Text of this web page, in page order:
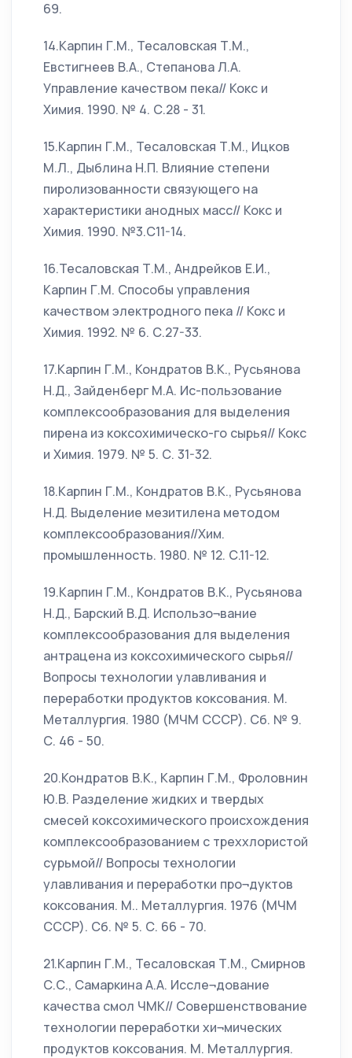
69.
14.Карпин Г.М., Тесаловская Т.М.,
Евстигнеев В.А., Степанова Л.А.
Управление качеством пека// Кокс и
Химия. 1990. № 4. С.28 - 31.
15.Карпин Г.М., Тесаловская Т.М., Ицков
М.Л., Дыблина Н.П. Влияние степени
пиролизованности связующего на
характеристики анодных масс// Кокс и
Химия. 1990. №3.С11-14.
16.Тесаловская Т.М., Андрейков Е.И.,
Карпин Г.М. Способы управления
качеством электродного пека // Кокс и
Химия. 1992. № 6. С.27-33.
17.Карпин Г.М., Кондратов В.К., Русьянова
Н.Д., Зайденберг М.А. Ис-пользование
комплексообразования для выделения
пирена из коксохимическо-го сырья// Кокс
и Химия. 1979. № 5. С. 31-32.
18.Карпин Г.М., Кондратов В.К., Русьянова
Н.Д. Выделение мезитилена методом
комплексообразования//Хим.
промышленность. 1980. № 12. С.11-12.
19.Карпин Г.М., Кондратов В.К., Русьянова
Н.Д., Барский В.Д. Использо¬вание
комплексообразования для выделения
антрацена из коксохимического сырья//
Вопросы технологии улавливания и
переработки продуктов коксования. М.
Металлургия. 1980 (МЧМ СССР). Сб. № 9.
С. 46 - 50.
20.Кондратов В.К., Карпин Г.М., Фроловнин
Ю.В. Разделение жидких и твердых
смесей коксохимического происхождения
комплексообразованием с треххлористой
сурьмой// Вопросы технологии
улавливания и переработки про¬дуктов
коксования. М.. Металлургия. 1976 (МЧМ
СССР). Сб. № 5. С. 66 - 70.
21.Карпин Г.М., Тесаловская Т.М., Смирнов
С.С., Самаркина А.А. Иссле¬дование
качества смол ЧМК// Совершенствование
технологии переработки хи¬мических
продуктов коксования. М. Металлургия.